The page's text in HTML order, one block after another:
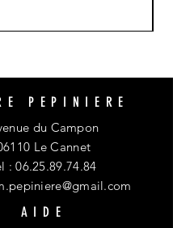
PEPINIERE
du Campon
Le Cannet
:06.25.89.74.84
AIDE